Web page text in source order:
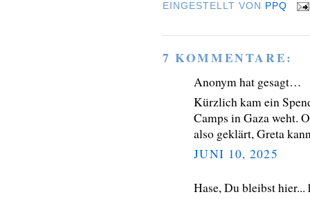
EINGESTELLT VON PPQ
7 KOMMENTARE:
Anonym hat gesagt…
Kürzlich kam ein
Camps in Gaza weht.
also geklärt, Greta
JUNI 10, 2025
Hase, Du bleibst